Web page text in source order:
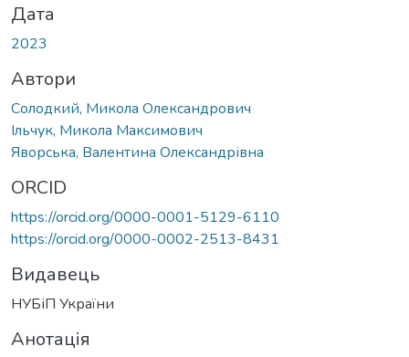
Дата
2023
Автори
Солодкий, Микола Олександрович
Ільчук, Микола Максимович
Яворська, Валентина Олександрівна
ORCID
https://orcid.org/0000-0001-5129-6110
https://orcid.org/0000-0002-2513-8431
Видавець
НУБіП України
Анотація